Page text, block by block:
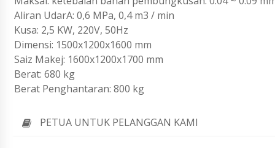
Aliran UdarA: 0,6 MPa, 0,4 m3 / min
Kusa: 2,5 KW, 220V, 50Hz
Dimensi: 1500x1200x1600 mm
Saiz Makej: 1600x1200x1700 mm
Berat: 680 kg
Berat Penghantaran: 800 kg
PETUA UNTUK PELANGGAN KAMI